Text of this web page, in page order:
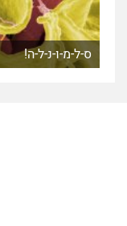
ס-ל-מ-ו-נ-ל-ה!